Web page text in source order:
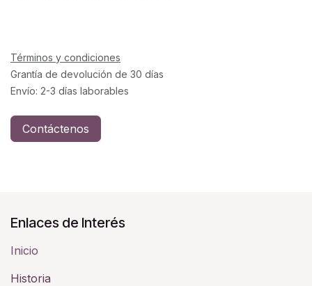
Términos y condiciones
Grantía de devolución de 30 días
Envío: 2-3 días laborables
Contáctenos
Enlaces de Interés
Inicio
Historia​